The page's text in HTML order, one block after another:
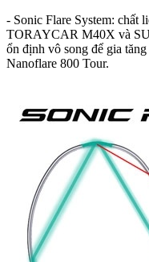
- Sonic Flare System: chất
TORAYCAR M40X và
ổn định vô song để gia
Nanoflare 800 Tour.